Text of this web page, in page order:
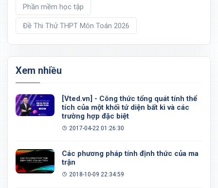
Phần mềm học tập
Đề Thi Thử THPT Môn Toán 2026
Xem nhiều
[Vted.vn] - Công thức tổng quát tính thể
tích của một khối tứ diện bất kì và các
trường hợp đặc biệt
2017-04-22 01:26:30
Các phương pháp tính định thức của ma
trận
2018-10-09 22:34:59